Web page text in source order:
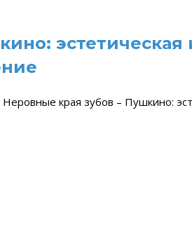
Неровные края зубов – Пушкино: